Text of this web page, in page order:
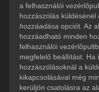
a felhasználói
hozzászólás küldésénél
hozzáadása opciót. Az
hozzáadható minden
felhasználói
megfelelő beállítást. Ha
hozzászólásoknál a
kikapcsolásával még
kerüljön csatolásra az